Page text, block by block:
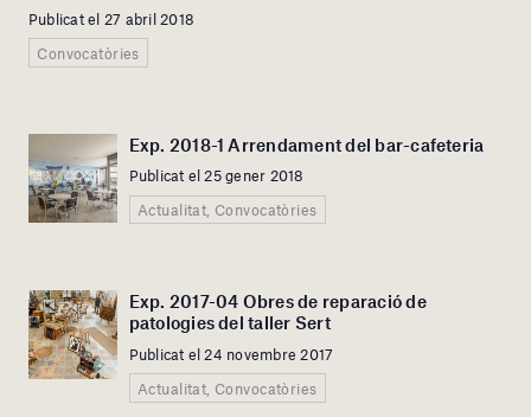
Publicat el 27 abril 2018
Convocatòries
Exp. 2018-1 Arrendament del bar-cafeteria
Publicat el 25 gener 2018
Actualitat, Convocatòries
Exp. 2017-04 Obres de reparació de
patologies del taller Sert
Publicat el 24 novembre 2017
Actualitat, Convocatòries